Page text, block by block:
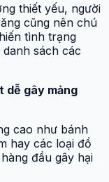
thiết yếu, người
cũng nên chú
tình trạng
sách các
dễ gây mảng
cao như bánh
hay các loại đồ
đầu gây hại